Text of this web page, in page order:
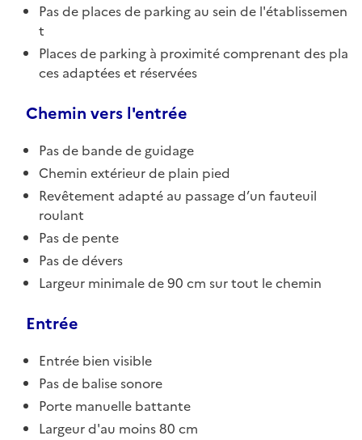
Pas de places de parking au sein de l'établissemen
t
Places de parking à proximité comprenant des pla
ces adaptées et réservées
Chemin vers l'entrée
Pas de bande de guidage
Chemin extérieur de plain pied
Revêtement adapté au passage d’un fauteuil
roulant
Pas de pente
Pas de dévers
Largeur minimale de 90 cm sur tout le chemin
Entrée
Entrée bien visible
Pas de balise sonore
Porte manuelle battante
Largeur d'au moins 80 cm